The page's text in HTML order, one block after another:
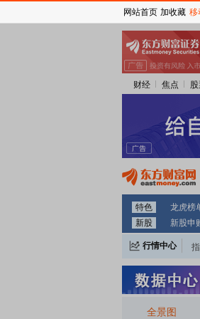
财经 焦点
特色 龙虎榜
新股
新股申
行情中心
全景图
网站首页 加收藏 移